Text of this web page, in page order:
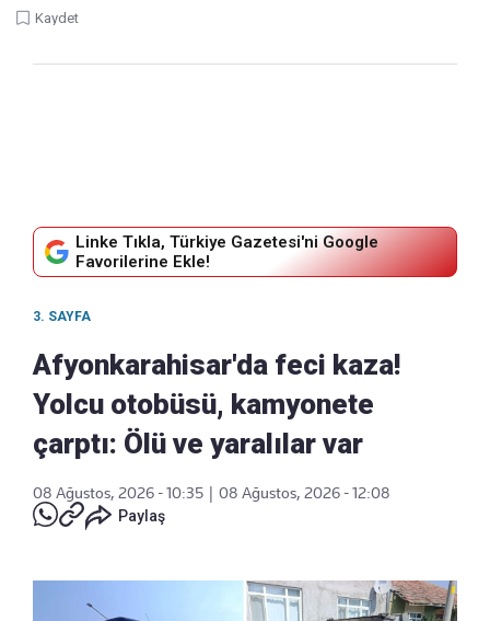
Kaydet
Linke Tıkla, Türkiye Gazetesi'ni Google
Favorilerine Ekle!
3. SAYFA
Afyonkarahisar'da feci kaza!
Yolcu otobüsü, kamyonete
çarptı: Ölü ve yaralılar var
08 Ağustos, 2026 - 10:35
08 Ağustos, 2026 - 12:08
Paylaş